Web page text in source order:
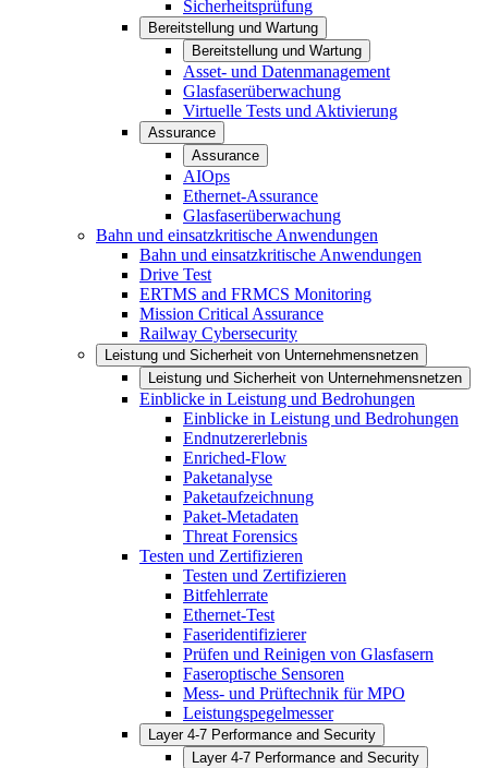
Sicherheitsprüfung
Bereitstellung und Wartung
Bereitstellung und Wartung
Asset- und Datenmanagement
Glasfaserüberwachung
Virtuelle Tests und Aktivierung
Assurance
Assurance
AIOps
Ethernet-Assurance
Glasfaserüberwachung
Bahn und einsatzkritische Anwendungen
Bahn und einsatzkritische Anwendungen
Drive Test
ERTMS and FRMCS Monitoring
Mission Critical Assurance
Railway Cybersecurity
Leistung und Sicherheit von Unternehmensnetzen
Leistung und Sicherheit von Unternehmensnetzen
Einblicke in Leistung und Bedrohungen
Einblicke in Leistung und Bedrohungen
Endnutzererlebnis
Enriched-Flow
Paketanalyse
Paketaufzeichnung
Paket-Metadaten
Threat Forensics
Testen und Zertifizieren
Testen und Zertifizieren
Bitfehlerrate
Ethernet-Test
Faseridentifizierer
Prüfen und Reinigen von Glasfasern
Faseroptische Sensoren
Mess- und Prüftechnik für MPO
Leistungspegelmesser
Layer 4-7 Performance and Security
Layer 4-7 Performance and Security